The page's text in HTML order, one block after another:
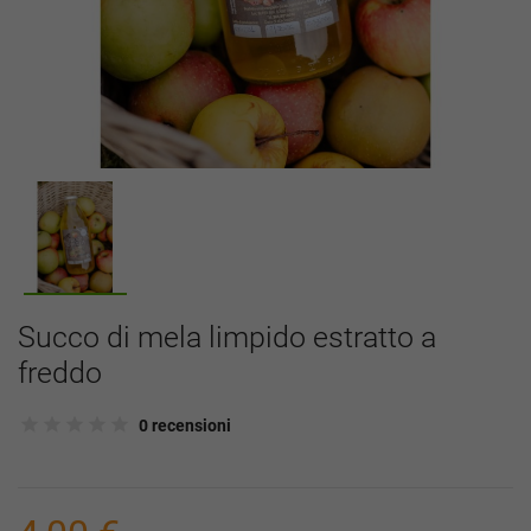
Succo di mela limpido estratto a
freddo
0 recensioni